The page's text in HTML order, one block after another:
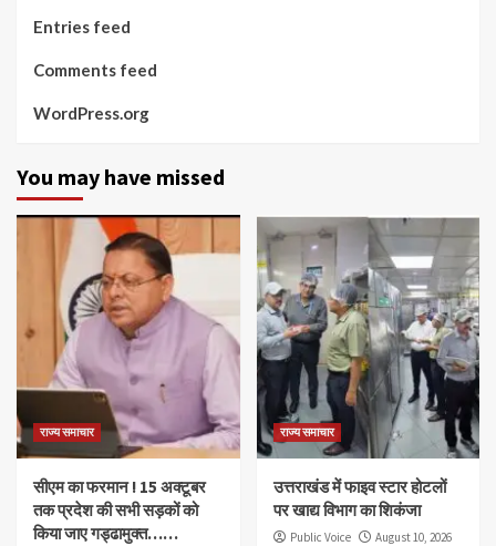
Entries feed
Comments feed
WordPress.org
You may have missed
राज्य समाचार
सीएम का फरमान ! 15 अक्टूबर
तक प्रदेश की सभी सड़कों को
किया जाए गड्ढामुक्त……
राज्य समाचार
उत्तराखंड में फाइव स्टार होटलों
पर खाद्य विभाग का शिकंजा
Public Voice August 10, 2026